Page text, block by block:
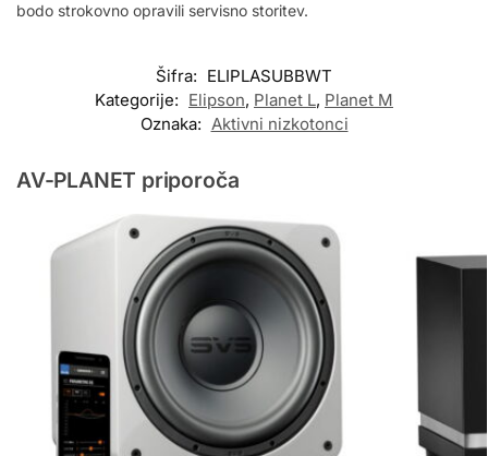
bodo strokovno opravili servisno storitev.
Šifra: ELIPLASUBBWT
Kategorije: Elipson, Planet L, Planet M
Oznaka: Aktivni nizkotonci
AV-PLANET priporoča